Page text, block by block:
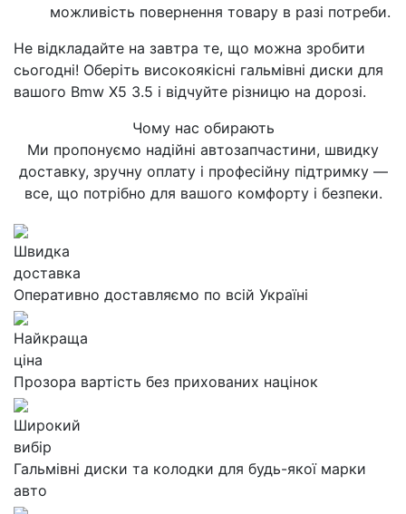
можливість повернення товару в разі потреби.
Не відкладайте на завтра те, що можна зробити
сьогодні! Оберіть високоякісні гальмівні диски для
вашого Bmw X5 3.5 і відчуйте різницю на дорозі.
Чому нас обирають
Ми пропонуємо надійні автозапчастини, швидку
доставку, зручну оплату і професійну підтримку —
все, що потрібно для вашого комфорту і безпеки.
Швидка
доставка
Оперативно доставляємо по всій Україні
Найкраща
ціна
Прозора вартість без прихованих націнок
Широкий
вибір
Гальмівні диски та колодки для будь-якої марки
авто